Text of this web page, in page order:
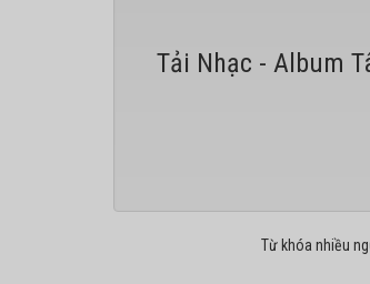
Tải Nhạc - Album
Từ khóa nhiều